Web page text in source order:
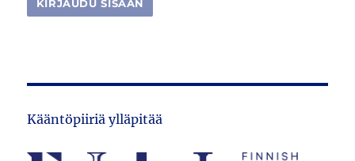
Kääntöpiiriä ylläpitää